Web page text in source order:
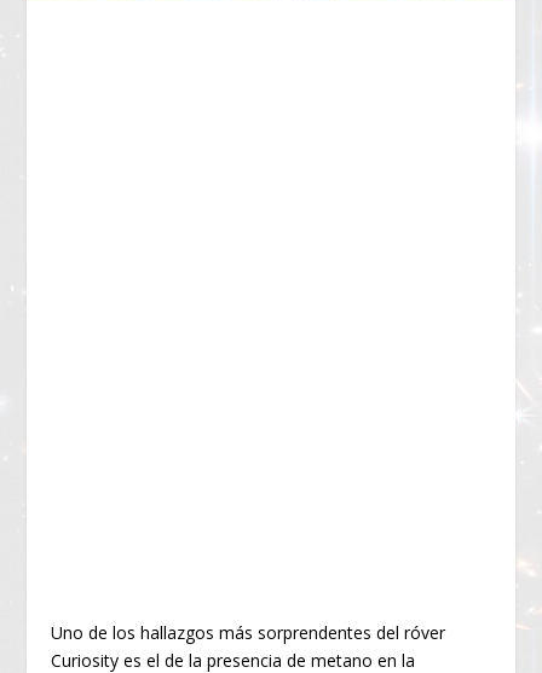
Uno de los hallazgos más sorprendentes del róver
Curiosity es el de la presencia de metano en la